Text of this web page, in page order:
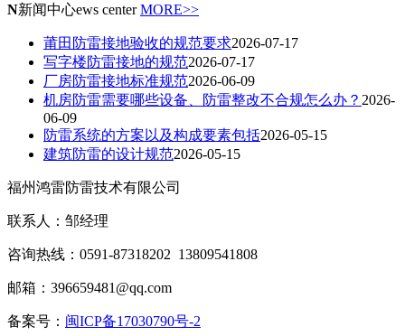
N新闻中心ews center MORE>>
莆田防雷接地验收的规范要求2026-07-17
写字楼防雷接地的规范2026-07-17
厂房防雷接地标准规范2026-06-09
机房防雷需要哪些设备、防雷整改不合规怎么办？ 2026-
06-09
防雷系统的方案以及构成要素包括2026-05-15
建筑防雷的设计规范2026-05-15
福州鸿雷防雷技术有限公司
联系人：邹经理
咨询热线：0591-87318202 13809541808
邮箱：396659481@qq.com
备案号： 闽ICP备17030790号-2